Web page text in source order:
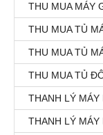
THU MUA MÁY
THU MUA TỦ
THU MUA TỦ
THU MUA TỦ
THANH LÝ MÁY
THANH LÝ